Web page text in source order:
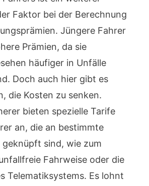
Faktor bei der Berechnung
Jüngere Fahrer
Prämien, da sie
häufiger in Unfälle
Doch auch hier gibt es
die Kosten zu senken.
bieten spezielle Tarife
an, die an bestimmte
geknüpft sind, wie zum
Fahrweise oder die
Telematiksystems. Es lohnt